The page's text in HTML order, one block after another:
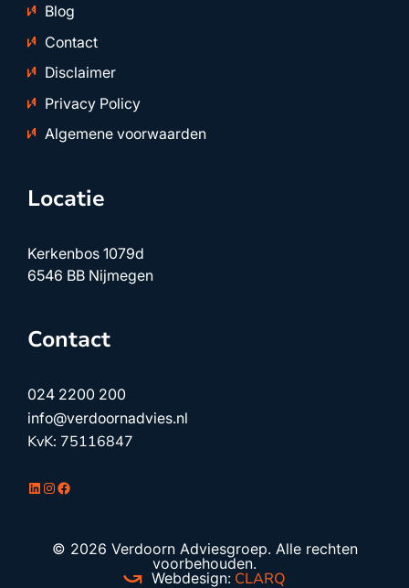
Blog
Contact
Disclaimer
Privacy Policy
Algemene voorwaarden
Locatie
Kerkenbos 1079d
6546 BB Nijmegen
Contact
024 2200 200
info@verdoornadvies.nl
KvK: 75116847
LinkedIn
Instagram
Facebook
© 2026 Verdoorn Adviesgroep. Alle rechten
voorbehouden.
Webdesign: CLARQ